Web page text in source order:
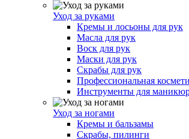
Уход за руками
Кремы и лосьоны для рук
Масла для рук
Воск для рук
Маски для рук
Скрабы для рук
Профессиональная
Инструменты для
Уход за ногами
Кремы и бальзамы
Скрабы, пилинги